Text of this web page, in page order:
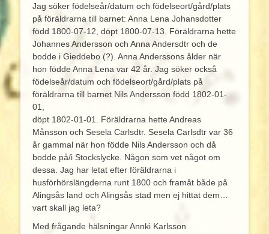
Jag söker födelseår/datum och födelseort/gård/plats
på föräldrarna till barnet: Anna Lena Johansdotter
född 1800-07-12, döpt 1800-07-13. Föräldrarna hette
Johannes Andersson och Anna Andersdtr och de
bodde i Gieddebo (?). Anna Anderssons ålder när
hon födde Anna Lena var 42 år. Jag söker också
födelseår/datum och födelseort/gård/plats på
föräldrarna till barnet Nils Andersson född 1802-01-
01,
döpt 1802-01-01. Föräldrarna hette Andreas
Månsson och Sesela Carlsdtr. Sesela Carlsdtr var 36
år gammal när hon födde Nils Andersson och då
bodde på/i Stockslycke. Någon som vet något om
dessa. Jag har letat efter föräldrarna i
husförhörslängderna runt 1800 och framåt både på
Alingsås land och Alingsås stad men ej hittat dem…
vart skall jag leta?
Med frågande hälsningar Annki Karlsson